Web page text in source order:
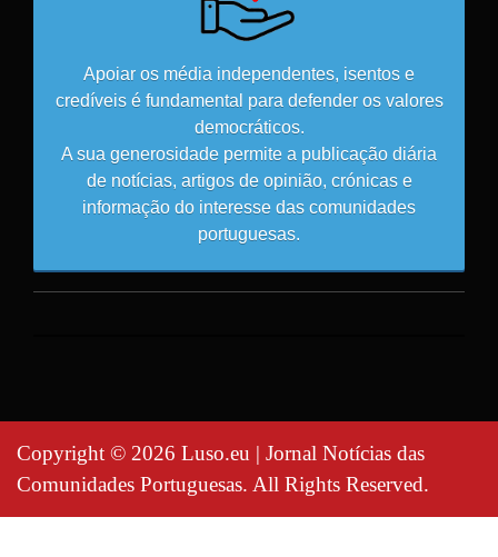
Apoiar os média independentes, isentos e
credíveis é fundamental para defender os valores
democráticos.
A sua generosidade permite a publicação diária
de notícias, artigos de opinião, crónicas e
informação do interesse das comunidades
portuguesas.
Copyright © 2026 Luso.eu | Jornal Notícias das
Comunidades Portuguesas. All Rights Reserved.